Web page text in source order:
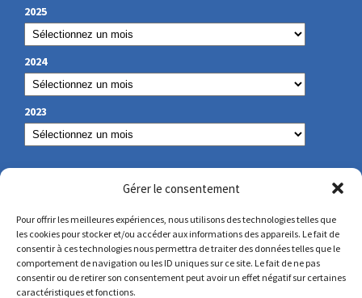
Gérer le consentement
Pour offrir les meilleures expériences, nous utilisons des technologies telles que
les cookies pour stocker et/ou accéder aux informations des appareils. Le fait de
consentir à ces technologies nous permettra de traiter des données telles que le
comportement de navigation ou les ID uniques sur ce site. Le fait de ne pas
consentir ou de retirer son consentement peut avoir un effet négatif sur certaines
caractéristiques et fonctions.
2025
2024
2023
NUESTROS DATOS DE CONTACTO
secretariat@lamennais.org
protectionenfance@lamennais.org